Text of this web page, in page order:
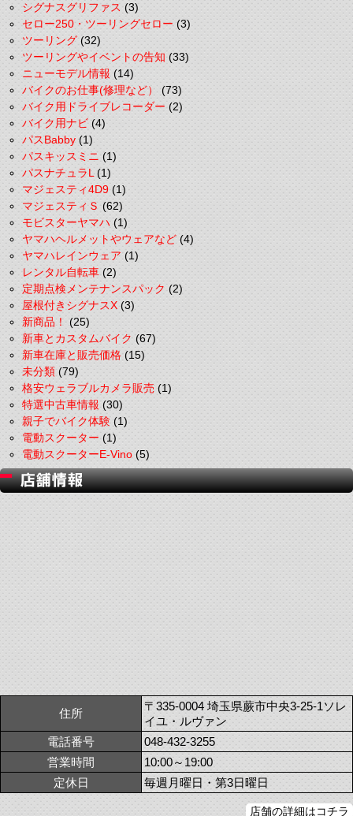
シグナスグリファス(3)
セロー250・ツーリングセロー(3)
ツーリング(32)
ツーリングやイベントの告知(33)
ニューモデル情報(14)
バイクのお仕事(修理など）(73)
バイク用ドライブレコーダー(2)
バイク用ナビ(4)
パスBabby(1)
パスキッスミニ(1)
パスナチュラL(1)
マジェスティ4D9(1)
マジェスティＳ(62)
モビスターヤマハ(1)
ヤマハヘルメットやウェアなど(4)
ヤマハレインウェア(1)
レンタル自転車(2)
定期点検メンテナンスパック(2)
屋根付きシグナスX(3)
新商品！(25)
新車とカスタムバイク(67)
新車在庫と販売価格(15)
未分類(79)
格安ウェラブルカメラ販売(1)
特選中古車情報(30)
親子でバイク体験(1)
電動スクーター(1)
電動スクーターE-Vino(5)
住所
〒335-0004 埼玉県蕨市中央3-25-1ソレ
イユ・ルヴァン
電話番号
048-432-3255
営業時間
10:00～19:00
定休日
毎週月曜日・第3日曜日
店舗の詳細はコチラ